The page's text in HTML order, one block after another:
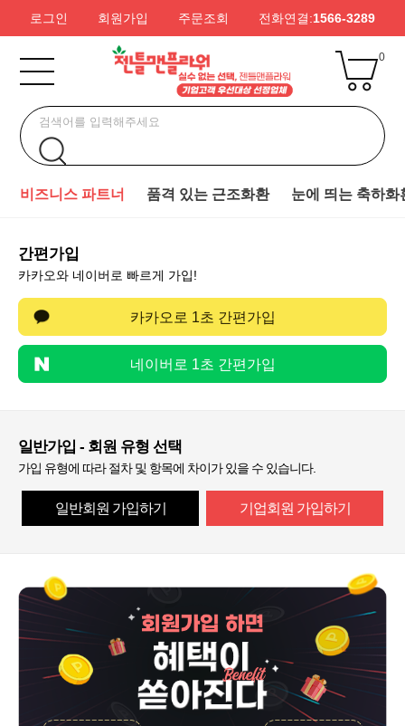
로그인 회원가입 주문조회 전화연결:1566-3289
0
비즈니스 파트너 품격 있는 근조화환 눈에 띄는 축하화
간편가입
카카오와 네이버로 빠르게 가입!
카카오로 1초 간편가입
네이버로 1초 간편가입
일반가입 - 회원 유형 선택
가입 유형에 따라 절차 및 항목에 차이가 있을 수 있습니다.
일반회원 가입하기 기업회원 가입하기